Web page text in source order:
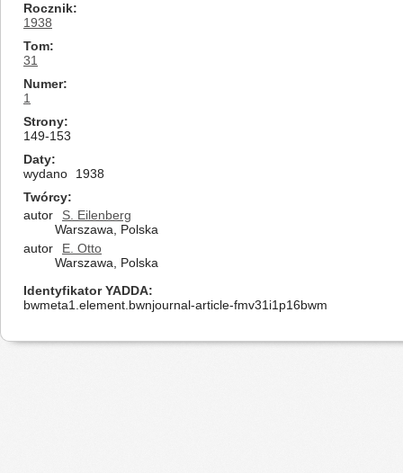
Rocznik
1938
Tom
31
Numer
1
Strony
149-153
Daty
wydano
1938
Twórcy
autor
S. Eilenberg
Warszawa, Polska
autor
E. Otto
Warszawa, Polska
Identyfikator YADDA
bwmeta1.element.bwnjournal-article-fmv31i1p16bwm